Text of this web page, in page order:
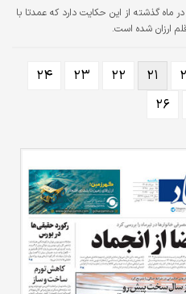
ماه گذشته از این حکایت دارد که عمدتا با
ارزان شده است.
۲۱ ۲۲ ۲۳
۲۴
۲۶